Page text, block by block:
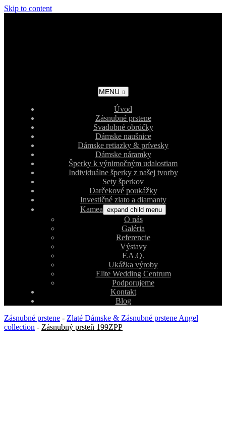
Skip to content
MENU
Úvod
Zásnubné prstene
Svadobné obrúčky
Dámske naušnice
Dámske retiazky & prívesky
Dámske náramky
Šperky k výnimočným udalostiam
Individuálne šperky z našej tvorby
Sety šperkov
Darčekové poukážky
Investičné zlato a diamanty
Kamea expand child menu
O nás
Galéria
Referencie
Výstavy
F.A.Q.
Ukážka výroby
Elite Wedding Centrum
Podporujeme
Kontakt
Blog
Zásnubné prstene - Zlaté Dámske & Zásnubné prstene Angel
collection - Zásnubný prsteň 199ZPP